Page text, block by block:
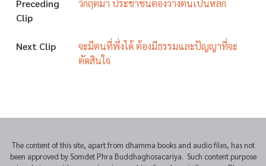
Preceding
Clip
วิกฤตมา ประชาชนต้องวางตนเป็นหลัก
Next Clip
จะมีตนที่พึ่งได้ ต้องมีธรรมและปัญญาที่จะ
ตัดสินใจ
The content of this site, apart from dhamma books and audio files, has not
been approved by Somdet Phra Buddhaghosacariya. Such content purpose